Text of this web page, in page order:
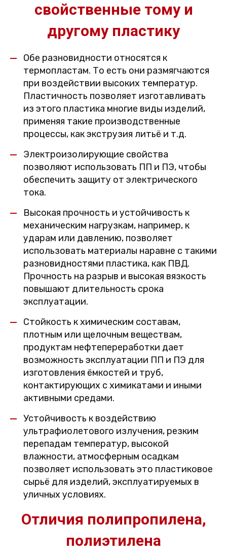
свойственные тому и
другому пластику
Обе разновидности относятся к
термопластам. То есть они размягчаются
при воздействии высоких температур.
Пластичность позволяет изготавливать
из этого пластика многие виды изделий,
применяя такие производственные
процессы, как экструзия литьё и т.д.
Электроизолирующие свойства
позволяют использовать ПП и ПЭ, чтобы
обеспечить защиту от электрического
тока.
Высокая прочность и устойчивость к
механическим нагрузкам, например, к
ударам или давлению, позволяет
использовать материалы наравне с такими
разновидностями пластика, как ПВД.
Прочность на разрыв и высокая вязкость
повышают длительность срока
эксплуатации.
Стойкость к химическим составам,
плотным или щелочным веществам,
продуктам нефтепереработки дает
возможность эксплуатации ПП и ПЭ для
изготовления ёмкостей и труб,
контактирующих с химикатами и иными
активными средами.
Устойчивость к воздействию
ультрафиолетового излучения, резким
перепадам температур, высокой
влажности, атмосферным осадкам
позволяет использовать это пластиковое
сырьё для изделий, эксплуатируемых в
уличных условиях.
Отличия полипропилена,
полиэтилена